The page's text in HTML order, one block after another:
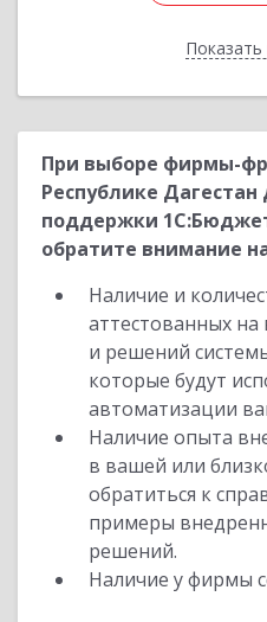
При выборе фирмы-
Республике
поддержки
обратите внимание
Наличие и
аттестованных
и решений
которые будут
автоматизации
Наличие опыта
в вашей или
обратиться к
примеры
решений.
Наличие у фирмы